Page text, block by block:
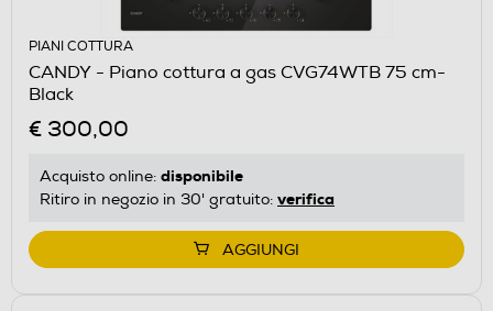
PIANI COTTURA
CANDY - Piano cottura a gas CVG74WTB 75 cm-
Black
€ 300,00
Acquisto online: disponibile
Ritiro in negozio in 30' gratuito: verifica
AGGIUNGI